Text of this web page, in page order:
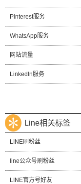
Pinterest服务
WhatsApp服务
网站流量
LinkedIn服务
Line相关标签
LINE刷粉丝
line公众号刷粉丝
LINE官方号好友